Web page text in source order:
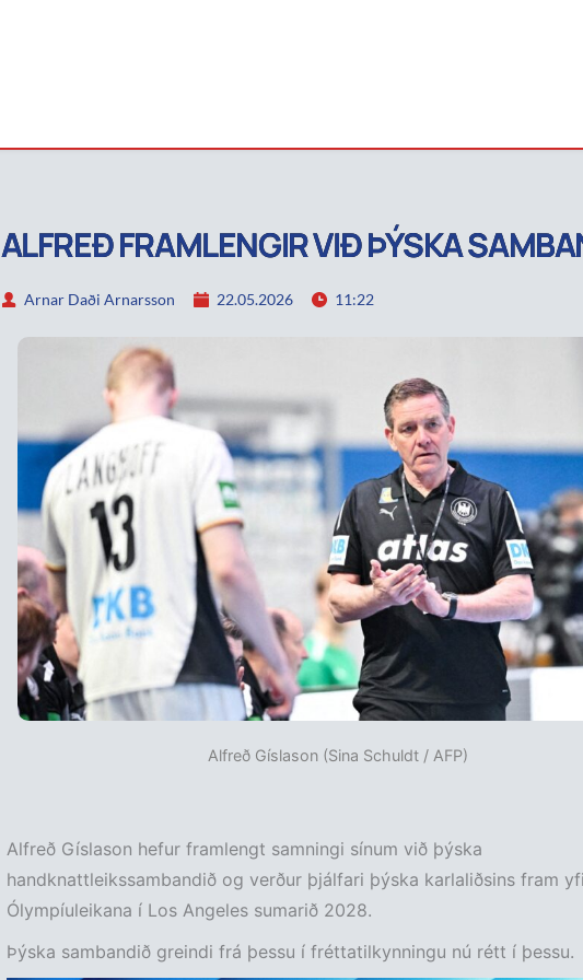
ALFREÐ FRAMLENGIR VIÐ ÞÝSKA
Arnar Daði Arnarsson 22.05.2026 11:22
Alfreð Gíslason (Sina Schuldt / AFP)
Alfreð Gíslason hefur framlengt samningi sínum við þýska
handknattleikssambandið og verður þjálfari þýska karlaliðsins fram
Ólympíuleikana í Los Angeles sumarið 2028.
Þýska sambandið greindi frá þessu í fréttatilkynningu nú rétt í þessu.